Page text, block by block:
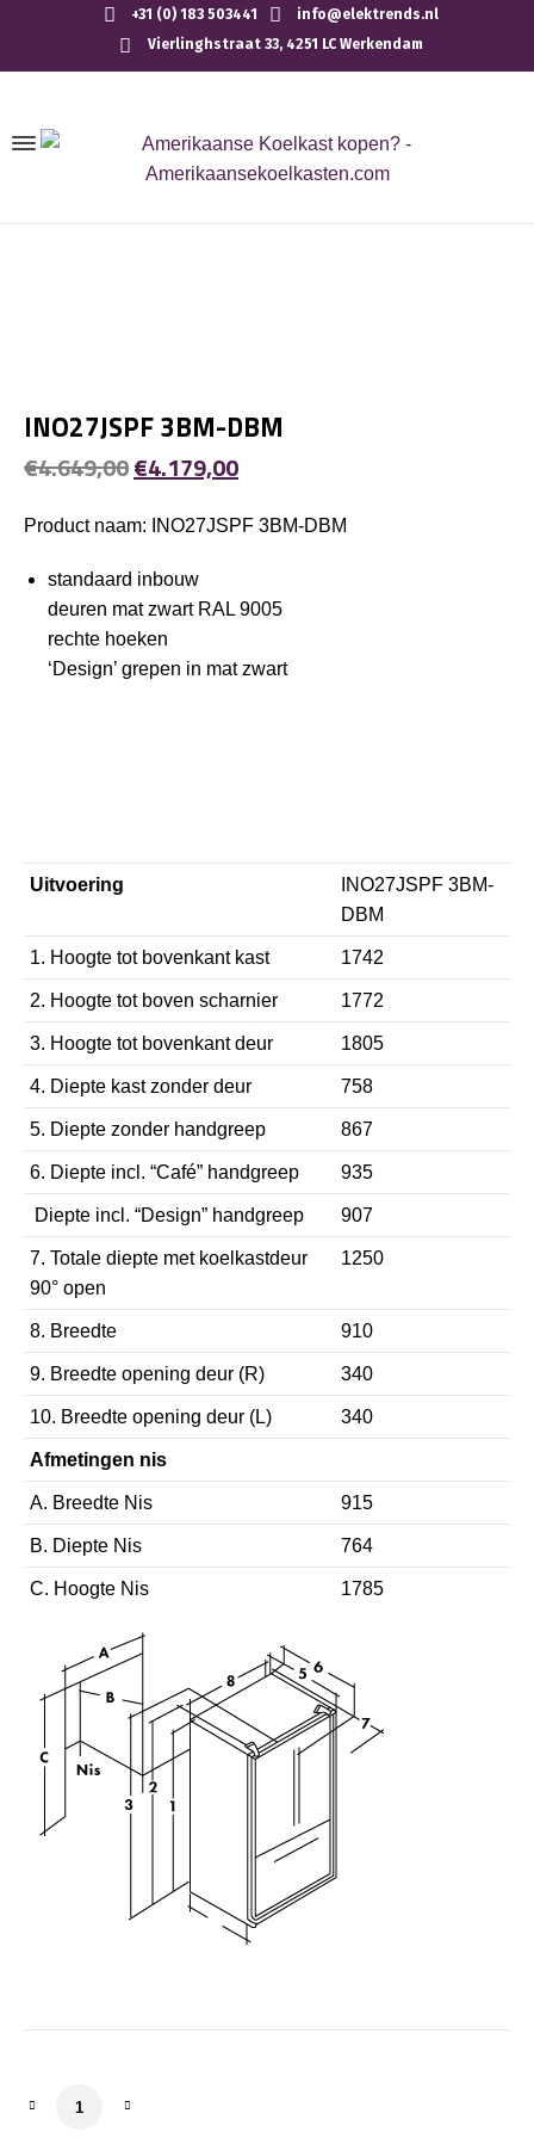
+31 (0) 183 503441
info@elektrends.nl
Vierlinghstraat 33, 4251 LC Werkendam
INO27JSPF 3BM-DBM
€4.649,00Oorspronkelijke
was:
€4.649,00.
€4.179,00Huidige
is:
Product naam: INO27JSPF 3BM-DBM
standaard inbouw
deuren mat zwart RAL 9005
rechte hoeken
‘Design’ grepen in mat zwart
Uitvoering
INO27JSPF 3BM-
DBM
1. Hoogte tot bovenkant kast 1742
2. Hoogte tot boven scharnier 1772
3. Hoogte tot bovenkant deur 1805
4. Diepte kast zonder deur 758
5. Diepte zonder handgreep 867
6. Diepte incl. “Café” handgreep 935
Diepte incl. “Design” handgreep 907
7. Totale diepte met koelkastdeur
90° open
1250
8. Breedte 910
9. Breedte opening deur (R) 340
10. Breedte opening deur (L) 340
Afmetingen nis
A. Breedte Nis 915
B. Diepte Nis 764
C. Hoogte Nis 1785
INO27JSPF 3BM-DBM aantal